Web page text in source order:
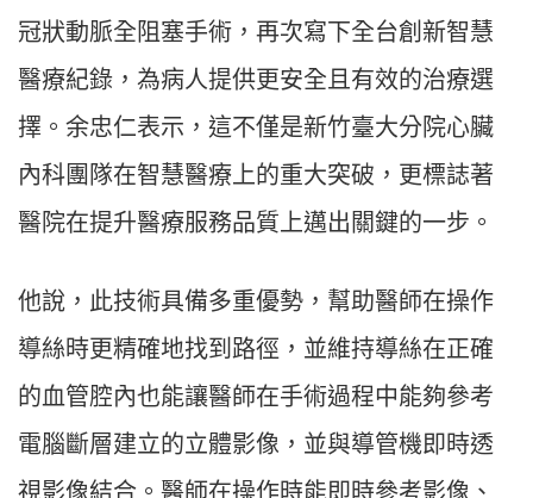
冠狀動脈全阻塞手術，再次寫下全台創新智慧
醫療紀錄，為病人提供更安全且有效的治療選
擇。余忠仁表示，這不僅是新竹臺大分院心臟
內科團隊在智慧醫療上的重大突破，更標誌著
醫院在提升醫療服務品質上邁出關鍵的一步。
他說，此技術具備多重優勢，幫助醫師在操作
導絲時更精確地找到路徑，並維持導絲在正確
的血管腔內也能讓醫師在手術過程中能夠參考
電腦斷層建立的立體影像，並與導管機即時透
視影像結合。醫師在操作時能即時參考影像、